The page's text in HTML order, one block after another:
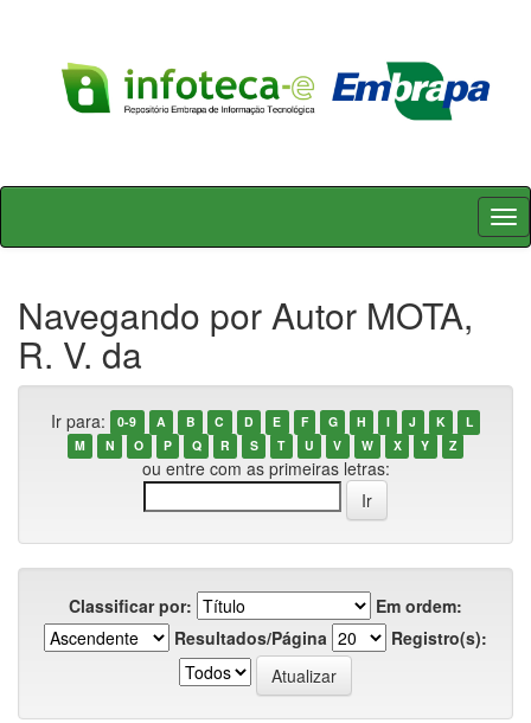
Skip
Navegando por Autor MOTA,
R. V. da
Ir para: 0-9 A B C D E F G H I J K
L
M
N O P Q R S T U V W X Y Z
ou entre com as primeiras letras:
Classificar por:
Em ordem:
Resultados/Página
Registro(s):